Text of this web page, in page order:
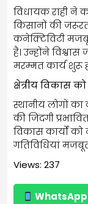
विधायक राही ने
किसानों की
कनेक्टिविटी
है। उन्होंने विश्वास
मरम्मत कार्य शुरू
क्षेत्रीय विकास
स्थानीय लोगों
की जिंदगी
विकास कार्यों
गतिविधियां मजबूत
Views: 237